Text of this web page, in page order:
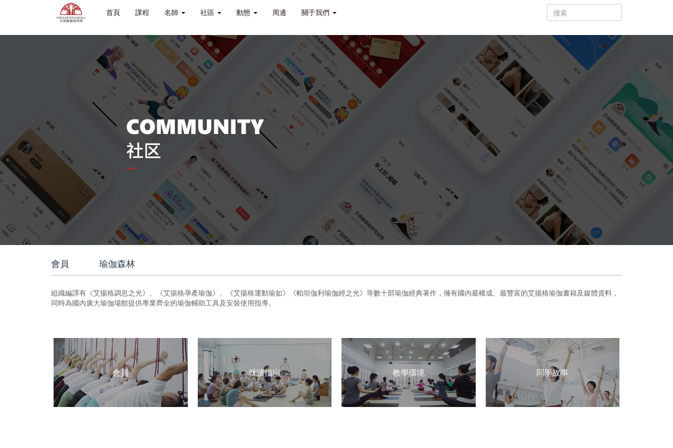
首頁 課程 名師 社區 動態 周邊 關于我們
會員 瑜伽森林
組織編譯有《艾揚格調息之光》、《艾揚格孕產瑜伽》、《艾揚格運動瑜如》《帕坦伽利瑜伽經之光》等數十部瑜伽經典著作，擁有國內最權成、最豐富的艾揚格瑜伽書籍及媒體資料，
同時為國內廣大瑜伽場館提供專業齊全的瑜伽輔助工具及安裝使用指導。
會員 就讀指南 教學環境 同學故事